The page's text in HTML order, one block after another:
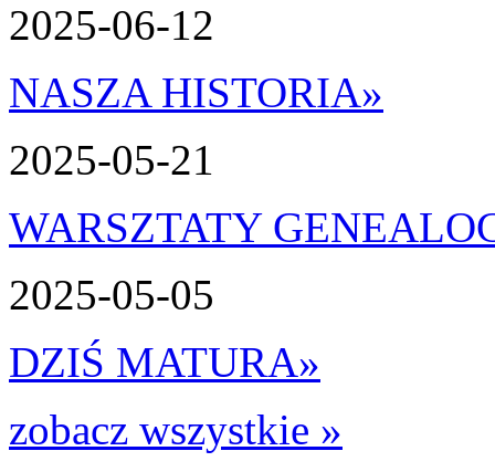
2025-06-12
NASZA HISTORIA»
2025-05-21
WARSZTATY
2025-05-05
DZIŚ MATURA»
zobacz wszystkie »